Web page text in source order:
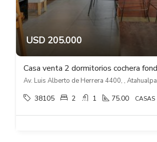
USD 205.000
Av. Luis Alberto de Herrera 4400, , Atahualpa
38105 2 1 75.00 CASAS